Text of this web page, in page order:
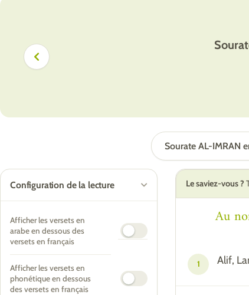
Sourate AL-IMRAN
Configuration de la lecture
Afficher les versets en
arabe en dessous des
versets en français
Afficher les versets en
phonétique en dessous
des versets en français
Le saviez-vous ?
Au
1 Alif,